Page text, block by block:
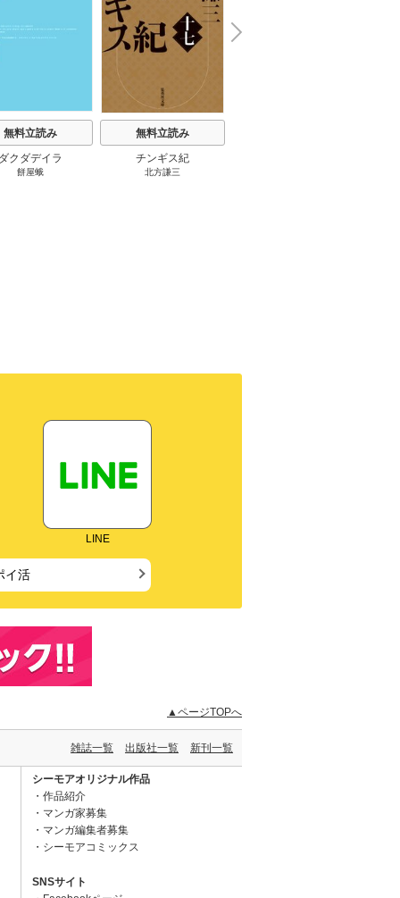
無料立読み
ダクダデイラ
餅屋蛾
無料立読み
チンギス紀
北方謙三
N
x
LINE
イ活
▲ページTOPへ
雑誌一覧 出版社一覧 新刊一覧
シーモアオリジナル作品
作品紹介
マンガ家募集
マンガ編集者募集
シーモアコミックス
SNSサイト